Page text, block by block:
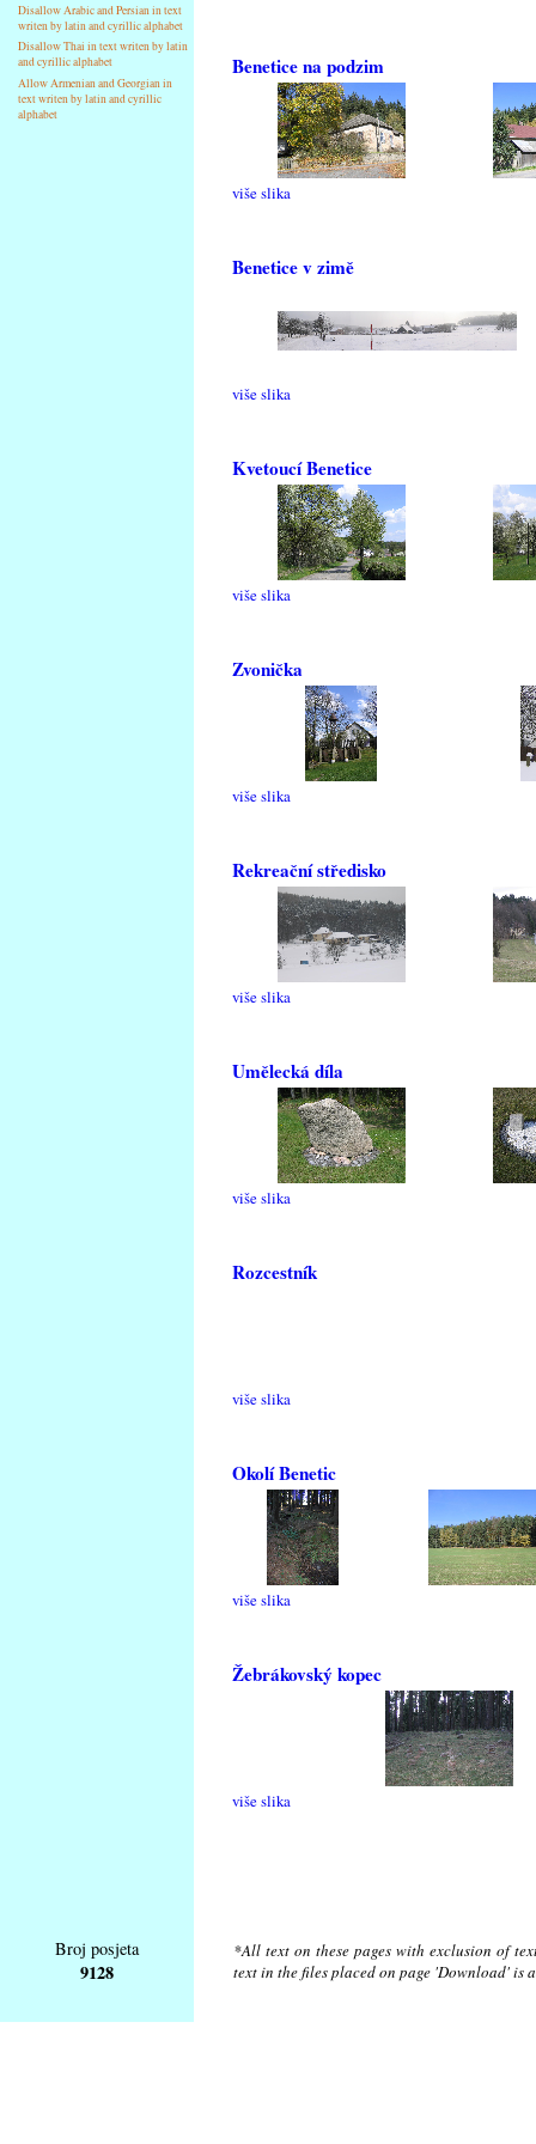
Disallow Arabic and Persian in text
writen by latin and cyrillic alphabet
Disallow Thai in text writen by latin
and cyrillic alphabet
Allow Armenian and Georgian in
text writen by latin and cyrillic
alphabet
Benetice na podzim
više slika
Benetice v zimě
više slika
Kvetoucí Benetice
više slika
Zvonička
više slika
Rekreační středisko
više slika
Umělecká díla
više slika
Rozcestník
više slika
Okolí Benetic
više slika
Žebrákovský kopec
više slika
Broj posjeta
9128
*All text on these pages with exclusion of
text in the files placed on page 'Download'